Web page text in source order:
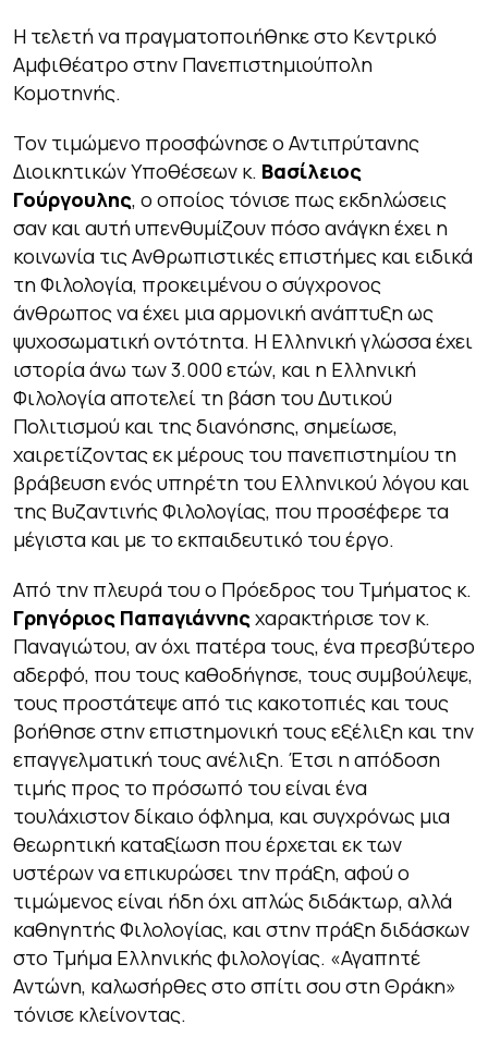
Η τελετή να πραγματοποιήθηκε στο Κεντρικό
Αμφιθέατρο στην Πανεπιστημιούπολη
Κομοτηνής.
Τον τιμώμενο προσφώνησε ο Αντιπρύτανης
Διοικητικών Υποθέσεων κ. Βασίλειος
Γούργουλης, ο οποίος τόνισε πως εκδηλώσεις
σαν και αυτή υπενθυμίζουν πόσο ανάγκη έχει η
κοινωνία τις Ανθρωπιστικές επιστήμες και ειδικά
τη Φιλολογία, προκειμένου ο σύγχρονος
άνθρωπος να έχει μια αρμονική ανάπτυξη ως
ψυχοσωματική οντότητα. Η Ελληνική γλώσσα έχει
ιστορία άνω των 3.000 ετών, και η Ελληνική
Φιλολογία αποτελεί τη βάση του Δυτικού
Πολιτισμού και της διανόησης, σημείωσε,
χαιρετίζοντας εκ μέρους του πανεπιστημίου τη
βράβευση ενός υπηρέτη του Ελληνικού λόγου και
της Βυζαντινής Φιλολογίας, που προσέφερε τα
μέγιστα και με το εκπαιδευτικό του έργο.
Από την πλευρά του ο Πρόεδρος του Τμήματος κ.
Γρηγόριος Παπαγιάννης χαρακτήρισε τον κ.
Παναγιώτου, αν όχι πατέρα τους, ένα πρεσβύτερο
αδερφό, που τους καθοδήγησε, τους συμβούλεψε,
τους προστάτεψε από τις κακοτοπιές και τους
βοήθησε στην επιστημονική τους εξέλιξη και την
επαγγελματική τους ανέλιξη. Έτσι η απόδοση
τιμής προς το πρόσωπό του είναι ένα
τουλάχιστον δίκαιο όφλημα, και συγχρόνως μια
θεωρητική καταξίωση που έρχεται εκ των
υστέρων να επικυρώσει την πράξη, αφού ο
τιμώμενος είναι ήδη όχι απλώς διδάκτωρ, αλλά
καθηγητής Φιλολογίας, και στην πράξη διδάσκων
στο Τμήμα Ελληνικής φιλολογίας. «Αγαπητέ
Αντώνη, καλωσήρθες στο σπίτι σου στη Θράκη»
τόνισε κλείνοντας.